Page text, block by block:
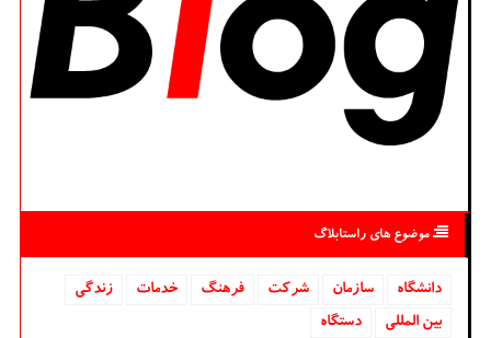
موضوع های راستابلاگ
دانشگاه‌ سازمان شركت فرهنگ خدمات
زندگی
بین المللی
دستگاه